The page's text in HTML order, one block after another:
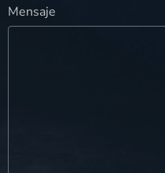
Mensaje